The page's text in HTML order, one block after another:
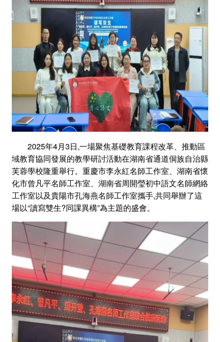
2025年4月3日,一場聚焦基礎教育課程改革、推動區
域教育協同發展的教學研討活動在湖南省通道侗族自治縣
芙蓉學校隆重舉行。重慶市李永紅名師工作室、湖南省懷
化市曾凡平名師工作室、湖南省周開瑩初中語文名師網絡
工作室以及貴陽市孔海燕名師工作室攜手,共同舉辦了這
場以“讀寫雙生?同課異構”為主題的盛會。